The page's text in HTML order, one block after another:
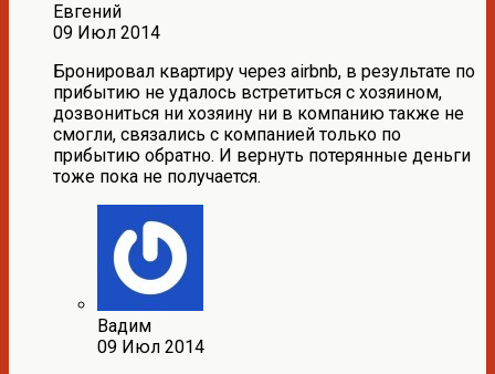
Евгений
09 Июл 2014
Бронировал квартиру через airbnb, в результате по
прибытию не удалось встретиться с хозяином,
дозвониться ни хозяину ни в компанию также не
смогли, связались с компанией только по
прибытию обратно. И вернуть потерянные деньги
тоже пока не получается.
Вадим
09 Июл 2014